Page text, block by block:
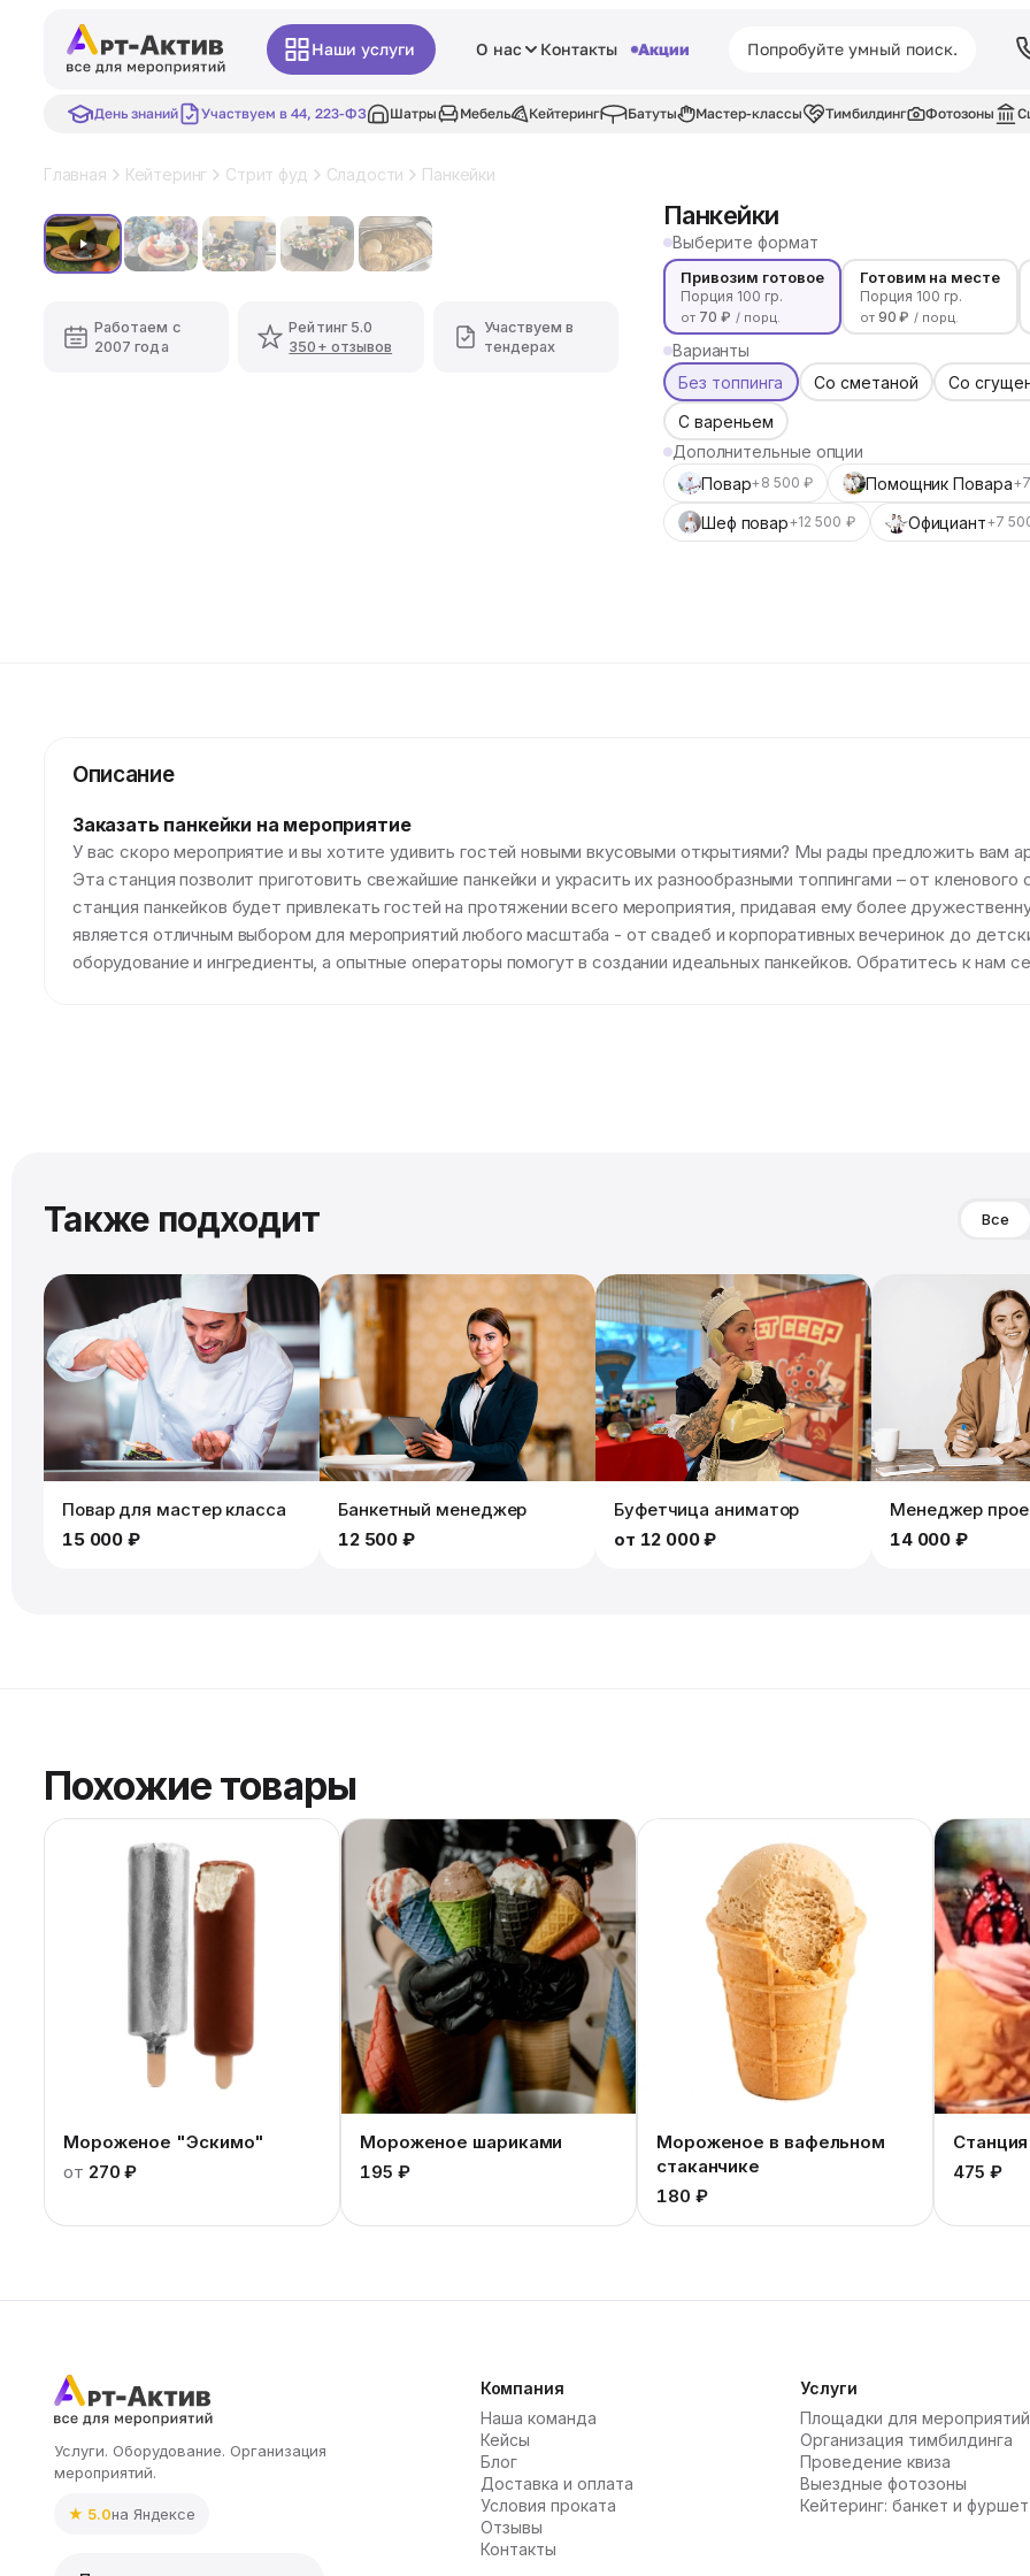
Наши услуги О нас Контакты Акции
День знаний Участвуем в 44, 223-ФЗ Шатры Мебель Кейтеринг Батуты Мастер-классы Тимбилдинг Фотозоны
Главная Кейтеринг Стрит фуд Сладости Панкейки
Хит
Работаем с
2007 года
Рейтинг 5.0
350+ отзывов
Участвуем в
тендерах
Панкейки
Выберите формат
Привозим готовое
Порция 100 гр.
от 70 ₽ / порц.
Готовим на месте
Порция 100 гр.
от 90 ₽ / порц.
Варианты
Без топпинга
Со сметаной
Со
С вареньем
Дополнительные опции
Повар+8 500 ₽ Помощник Повара
Шеф повар+12 500 ₽ Официант+7
Описание
Заказать панкейки на мероприятие
У вас скоро мероприятие и вы хотите удивить гостей новыми вкусовыми открытиями? Мы рады предложить вам
Эта станция позволит приготовить свежайшие панкейки и украсить их разнообразными топпингами – от
станция панкейков будет привлекать гостей на протяжении всего мероприятия, придавая ему более
является отличным выбором для мероприятий любого масштаба - от свадеб и корпоративных вечеринок до
оборудование и ингредиенты, а опытные операторы помогут в создании идеальных панкейков. Обратитесь к нам
Также подходит Все
Повар для мастер класса
15 000 ₽
Банкетный менеджер
12 500 ₽
Буфетчица аниматор
от 12 000 ₽
Менеджер
14 000 ₽
Похожие товары
Мороженое "Эскимо"
от 270 ₽
Мороженое шариками
195 ₽
Мороженое в вафельном
стаканчике
180 ₽
475 ₽
Услуги. Оборудование. Организация
мероприятий.
★ 5.0на Яндексе
Компания
Наша команда
Кейсы
Блог
Доставка и оплата
Условия проката
Отзывы
Контакты
Услуги
Площадки для мероприятий
Организация тимбилдинга
Проведение квиза
Выездные фотозоны
Кейтеринг: банкет и фуршет